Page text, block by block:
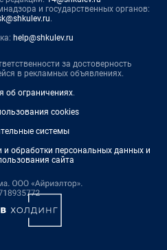
и государственных органов:
.
help@shkulev.ru
за достоверность
в рекламных объявлениях.
об ограничениях.
cookies
системы
обработки персональных данных и
сайта